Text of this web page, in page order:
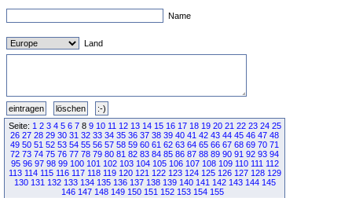
Name
Land
Seite: 1 2 3 4 5 6 78 9 10 11 12 13 14 15 16 17 18 19 20 21 22 23 24 25
26 27 28 29 30 31 32 33 34 35 36 37 38 39 40 41 42 43 44 45 46 47 48
49 50 51 52 53 54 55 56 57 58 59 60 61 62 63 64 65 66 67 68 69 70 71
72 73 74 75 76 77 78 79 80 81 82 83 84 85 86 87 88 89 90 91 92 93 94
95 96 97 98 99 100 101 102 103 104 105 106 107 108 109 110 111 112
113 114 115 116 117 118 119 120 121 122 123 124 125 126 127 128 129
130 131 132 133 134 135 136 137 138 139 140 141 142 143 144 145
146 147 148 149 150 151 152 153 154 155